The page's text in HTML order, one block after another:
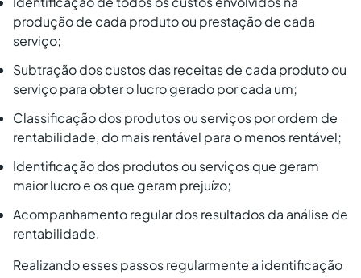
produção de cada produto ou prestação de cada
serviço;
Subtração dos custos das receitas de cada produto ou
serviço para obter o lucro gerado por cada um;
Classificação dos produtos ou serviços por ordem de
rentabilidade, do mais rentável para o menos rentável;
Identificação dos produtos ou serviços que geram
maior lucro e os que geram prejuízo;
Acompanhamento regular dos resultados da análise de
rentabilidade.
Realizando esses passos regularmente a identificação